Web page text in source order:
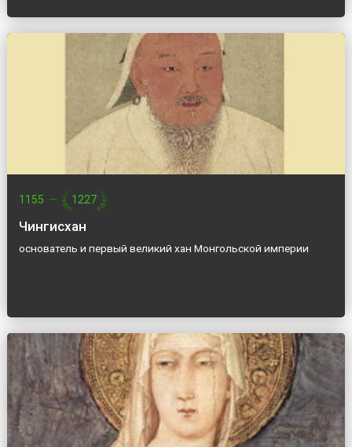
1155 — 1227
Чингисхан
основатель и первый великий хан Монгольской империи